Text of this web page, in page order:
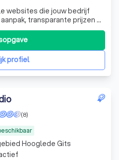
websites die jouw bedrijf
transparante prijzen en
goedkope, professionele
profiel
(8)
Hooglede Gits